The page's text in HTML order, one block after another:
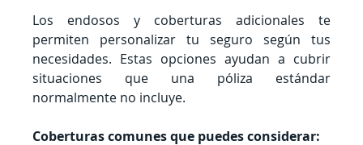
Los endosos y coberturas adicionales te
permiten personalizar tu seguro según tus
necesidades. Estas opciones ayudan a cubrir
situaciones que una póliza estándar
normalmente no incluye.
Coberturas comunes que puedes considerar: